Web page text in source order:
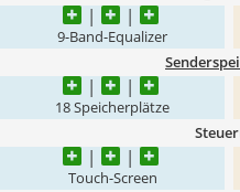
9-Band-Equalizer
18 Speicherplätze
Touch-Screen